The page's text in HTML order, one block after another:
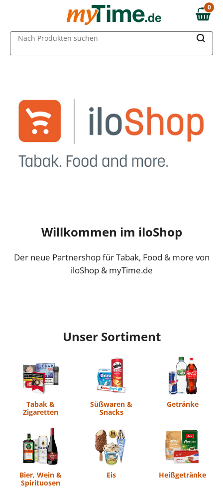
0,00 €
0
Nach Produkten suchen
Willkommen im iloShop
Der neue Partnershop für Tabak, Food & more von
iloShop & myTime.de
Unser Sortiment
Tabak &
Zigaretten
Süßwaren &
Snacks
Getränke
Bier, Wein &
Spirituosen
Eis Heißgetränke